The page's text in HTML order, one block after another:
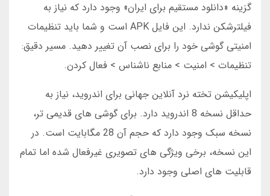
گزینه «دانلود مستقیم برای ایران» وجود دارد که نیاز به
فیلترشکن ندارد. این فایل APK است و شما باید تنظیمات
امنیتی گوشی خود را برای نصب آن تغییر دهید. مسیر دقیق:
تنظیمات > امنیت > منابع ناشناس > فعال کردن.
اپلیکیشن تخته نرد آنلاین جهانی برای اندروید، نیاز به
حداقل نسخه 8 اندروید دارد. برای گوشی های قدیمی تر،
نسخه سبک وجود دارد که حجم آن 28 مگابایت است. در
این نسخه، برخی ویژگی های تصویری غیرفعال شده اما تمام
قابلیت های اصلی وجود دارد.